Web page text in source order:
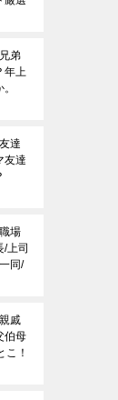
弟
年上
達
友達
場
上司
同/
戚
伯母
こ！